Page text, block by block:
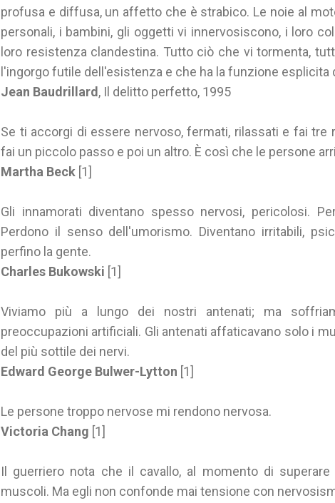
profusa e diffusa, un affetto che è strabico. Le noie al
personali, i bambini, gli oggetti vi innervosiscono, i loro
loro resistenza clandestina. Tutto ciò che vi tormenta,
l'ingorgo futile dell'esistenza e che ha la funzione esplicita
Jean Baudrillard , Il delitto perfetto, 1995
Se ti accorgi di essere nervoso, fermati, rilassati e fai tre
fai un piccolo passo e poi un altro. È così che le persone
Martha Beck [1]
Gli innamorati diventano spesso nervosi, pericolosi.
Perdono il senso dell'umorismo. Diventano irritabili,
perfino la gente.
Charles Bukowski [1]
Viviamo più a lungo dei nostri antenati; ma
preoccupazioni artificiali. Gli antenati affaticavano solo i
del più sottile dei nervi.
Edward George Bulwer-Lytton [1]
Le persone troppo nervose mi rendono nervosa.
Victoria Chang [1]
Il guerriero nota che il cavallo, al momento di
muscoli. Ma egli non confonde mai tensione con